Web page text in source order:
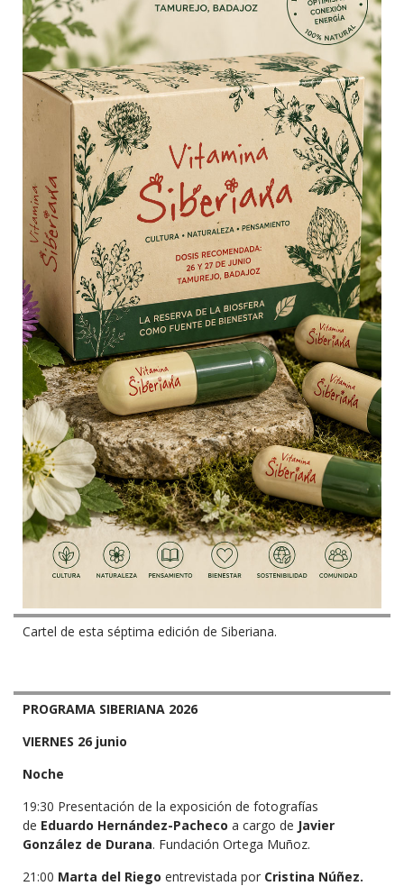
Cartel de esta séptima edición de Siberiana.
PROGRAMA SIBERIANA 2026
VIERNES 26 junio
Noche
19:30 Presentación de la exposición de fotografías
de Eduardo Hernández-Pacheco a cargo de Javier
González de Durana. Fundación Ortega Muñoz.
21:00 Marta del Riego entrevistada por Cristina Núñez.